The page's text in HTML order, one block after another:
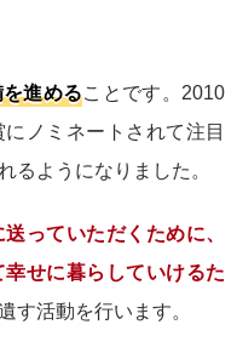
進めることです。2010
ノミネートされて注目
るようになりました。
っていただくために、
せに暮らしていけるた
す活動を行います。